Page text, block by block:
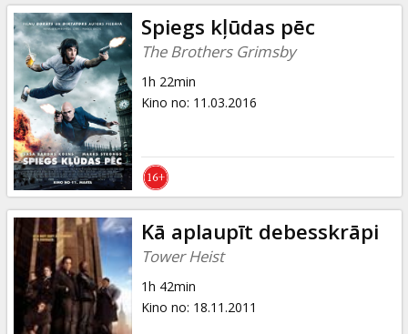
B2B
Kino
Klubs
Spiegs kļūdas pēc
The Brothers Grimsby
1h 22min
Kino no: 11.03.2016
Kā aplaupīt debesskrāpi
Tower Heist
1h 42min
Kino no: 18.11.2011